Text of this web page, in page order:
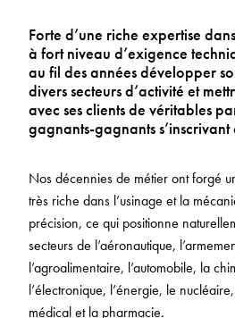
Forte d’une riche expertise
à fort niveau d’exigence
au fil des années développer
divers secteurs d’activité et
avec ses clients de véritables
gagnants-gagnants
Nos décennies de métier ont forgé
très riche dans l’usinage et la
précision, ce qui positionne
secteurs de l’aéronautique,
l’agroalimentaire, l’automobile, la
l’électronique, l’énergie, le
médical et la pharmacie.